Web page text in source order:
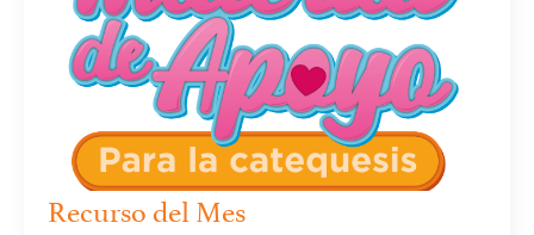
Recurso del Mes